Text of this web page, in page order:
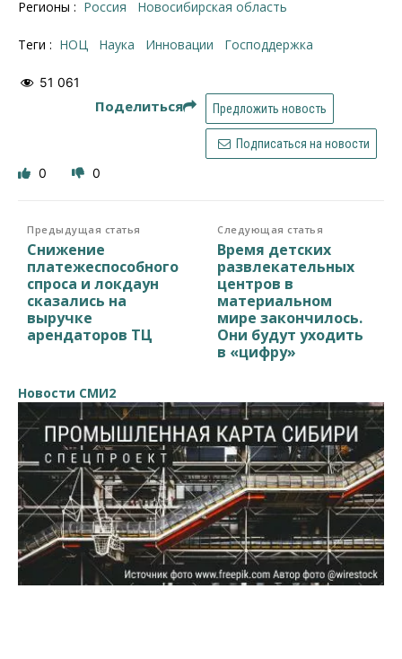
Регионы : Россия Новосибирская область
Теги : НОЦ наука инновации господдержка
51 061
Поделиться Предложить новость
Подписаться на новости
0 0
Предыдущая статья
Снижение
платежеспособного
спроса и локдаун
сказались на
выручке
арендаторов ТЦ
Следующая статья
Время детских
развлекательных
центров в
материальном
мире закончилось.
Они будут уходить
в «цифру»
Новости СМИ2